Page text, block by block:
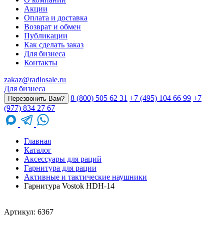
Акции
Оплата и доставка
Возврат и обмен
Публикации
Как сделать заказ
Для бизнеса
Контакты
zakaz@radiosale.ru
Для бизнеса
Перезвонить Вам? 8 (800) 505 62 31 +7 (495) 104 66 99 +7
(977) 834 27 67
Главная
Каталог
Аксессуары для раций
Гарнитура для рации
Активные и тактические наушники
Гарнитура Vostok HDH-14
Артикул: 6367